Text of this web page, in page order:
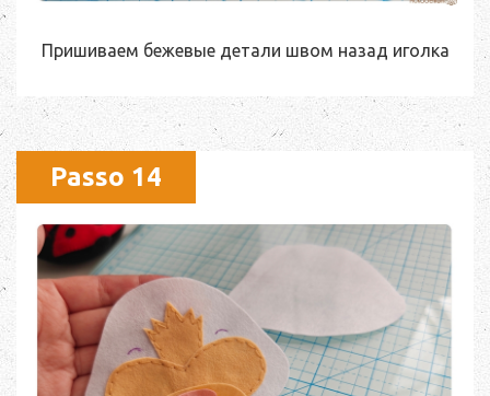
Пришиваем бежевые детали швом назад иголка
Passo 14